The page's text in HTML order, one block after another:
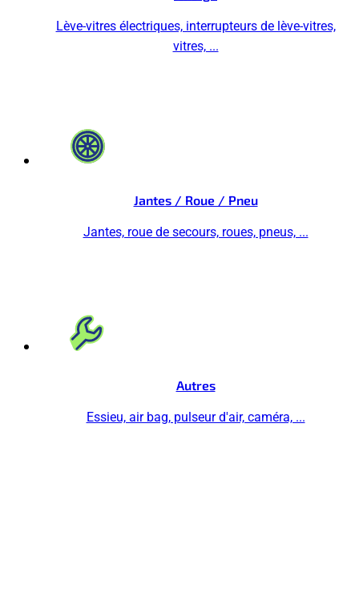
Lève-vitres électriques, interrupteurs de lève-vitres,
vitres, ...
Jantes / Roue / Pneu
Jantes, roue de secours, roues, pneus, ...
Autres
Essieu, air bag, pulseur d'air, caméra, ...